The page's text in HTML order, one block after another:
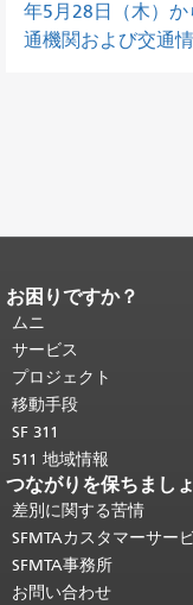
年5月28日（木）
通機関および交通情
ページコンテンツの終わ
ジの残りの部分はすべて
り返されます。
頭に戻る。
お困りですか？
ムニ
サービス
プロジェクト
移動手段
SF 311
511 地域情報
つながりを保ちまし
差別に関する苦情
SFMTAカスタマーサー
SFMTA事務所
お問い合わせ